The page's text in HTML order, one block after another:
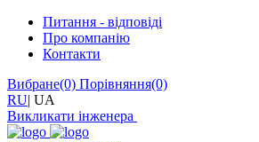
Питання - відповіді
Про компанію
Контакти
Вибране(0) Порівняння(0)
RU| UA
Викликати інженера